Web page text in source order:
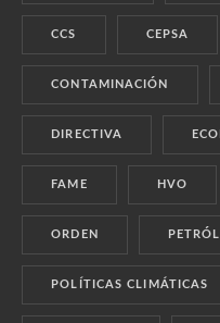
CCS CEPSA
CONTAMINACIÓN
DIRECTIVA
FAME HVO
ORDEN
POLÍTICAS CLIMÁTICAS